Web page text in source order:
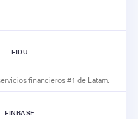
FIDU
financieros #1 de Latam.
FINBASE